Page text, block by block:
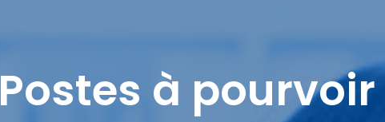
Postes à pourvoir